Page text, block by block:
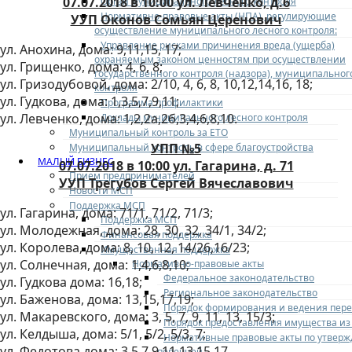
Нормативно-правовые акты (НПА), регулирующие
осуществление муниципального лесного контроля:
Управление рисками причинения вреда (ущерба)
охраняемым законом ценностям при осуществлении
государственного контроля (надзора),
контроля
Программа профилактики
Доклады муниципального лесного контроля
Муниципальный контроль за ЕТО
Муниципальный контроль в сфере благоустройства
МАЛЫЙ БИЗНЕС
Прием предпринимателей
Новости МСП
Поддержка МСП
Поддержка МСП
Финансовая поддержка
Имущественная поддержка
Нормативно-правовые акты
Федеральное законодательство
Региональное законодательство
Порядок формирования и ведения
Порядок предоставления имущества
Нормативные правовые акты по
УУП Оконов Сомьян Церенович
ул. Анохина, дома: 9,11,15, 17;
ул. Грищенко, дома: 4, 6, 8;
ул. Гризодубовой, дома: 2/10, 4, 6, 8, 10,12,14,16, 18;
ул. Гудкова, дома: 1,3,5,7,9,11;
ул. Левченко, дома: 1,2,2а,2б,3,4,6,8,10.
УПП №5
07.07.2018 в 10:00 ул. Гагарина, д. 71
УУП Трегубов Сергей Вячеславович
ул. Гагарина, дома: 71/1, 71/2, 71/3;
ул. Молодежная, дома: 28, 30, 32, 34/1, 34/2;
ул. Королева, дома: 8, 10, 12, 14/26,16/23;
ул. Солнечная, дома: 1,4,6,8,10;
ул. Гудкова дома: 16,18;
ул. Баженова, дома: 13,15,17,19;
ул. Макаревского, дома: 3, 5, 7, 9, 11, 13, 15/3;
ул. Келдыша, дома: 5/1, 5/2, 5/3, 7;